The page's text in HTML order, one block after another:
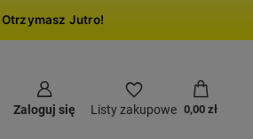
Jutro!
Zaloguj się
Listy zakupowe 0,00 zł